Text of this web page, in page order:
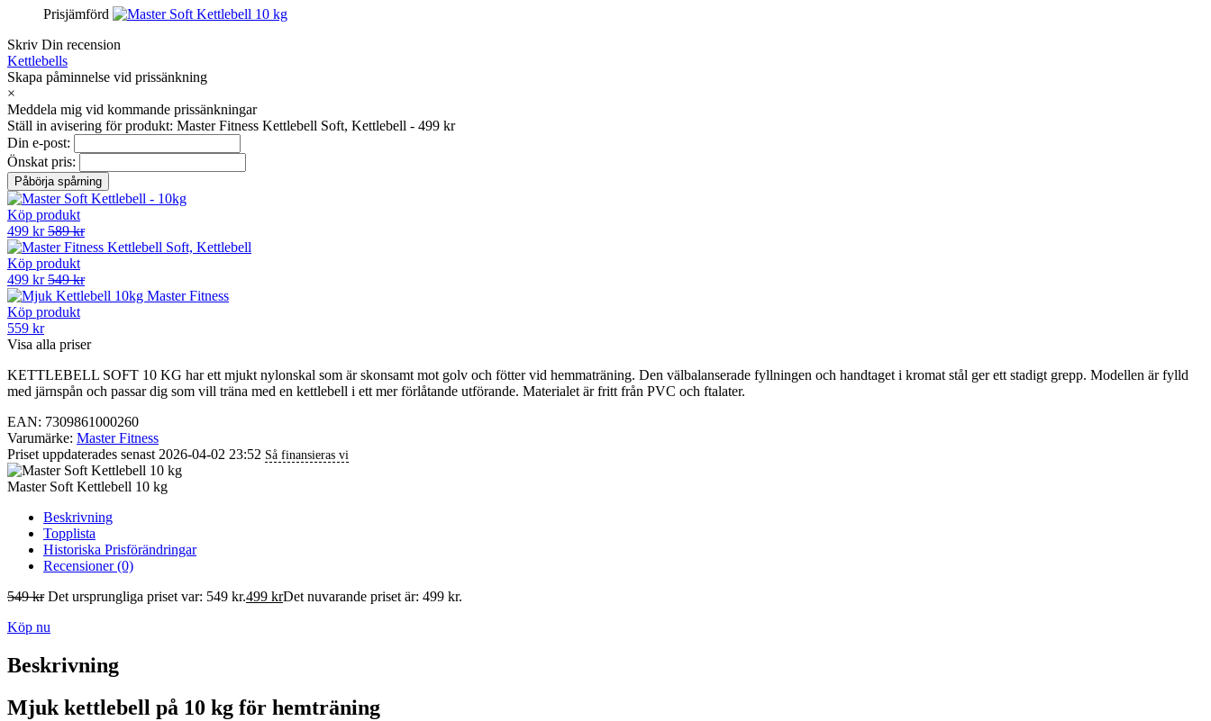
Prisjämförd
Skriv Din recension
Kettlebells
Skapa påminnelse vid prissänkning
×
Meddela mig vid kommande prissänkningar
Ställ in avisering för produkt: Master Fitness Kettlebell Soft, Kettlebell - 499 kr
Din e-post:
Önskat pris:
Köp produkt
499 kr 589 kr
Köp produkt
499 kr 549 kr
Köp produkt
559 kr
Visa alla priser
KETTLEBELL SOFT 10 KG har ett mjukt nylonskal som är skonsamt mot golv och fötter vid hemmaträning. Den välbalanserade fyllningen och handtaget i kromat stål ger ett stadigt grepp. Modellen är fylld
med järnspån och passar dig som vill träna med en kettlebell i ett mer förlåtande utförande. Materialet är fritt från PVC och ftalater.
EAN: 7309861000260
Varumärke: Master Fitness
Priset uppdaterades senast 2026-04-02 23:52 Så finansieras vi
Master Soft Kettlebell 10 kg
Beskrivning
Topplista
Historiska Prisförändringar
Recensioner (0)
549kr Det ursprungliga priset var: 549 kr.499 krDet nuvarande priset är: 499 kr.
Köp nu
Beskrivning
Mjuk kettlebell på 10 kg för hemträning